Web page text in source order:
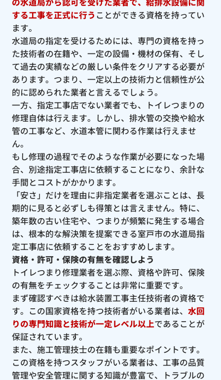
する工事を正式に行う ことができる資格を持ってい
ます。
水道局の指定を受けるためには、専門の資格を持っ
た技術者の在籍や、一定の設備・機材の保有、そし
て過去の実績などの厳しい条件をクリアする必要が
あります。つまり、一定以上の技術力と信頼性が公
的に認められた業者と言えるでしょう。
一方、指定工事店でない業者でも、トイレつまりの
修理自体は行えます。しかし、排水管の交換や給水
管の工事など、水道本管に関わる作業は行えませ
ん。
もし修理の過程でそのような作業が必要になった場
合、別途指定工事店に依頼することになり、余計な
手間とコストがかかります。
「安さ」だけを理由に非指定業者を選ぶことは、長
期的に見ると必ずしも得策とは言えません。特に、
築年数の古い住宅や、つまりが頻繁に発生する場合
は、根本的な解決策を提案できる室戸市の水道局指
定工事店に依頼することをおすすめします。
資格・許可・保険の有無を確認しよう
トイレつまり修理業者を選ぶ際、資格や許可、保険
の有無をチェックすることは非常に重要です。
まず確認すべきは給水装置工事主任技術者の資格で
す。この国家資格を持つ技術者がいる業者は、 水回
りの専門知識と技術が一定レベル以上であることが
保証されています。
また、施工管理技士の在籍も重要なポイントです。
この資格を持つスタッフがいる業者は、工事の品質
管理や安全管理に関する知識が豊富で、トラブルの